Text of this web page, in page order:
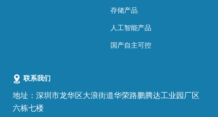
存储产品
人工智能产品
国产自主可控
联系我们
地址：深圳市龙华区大浪街道华荣路鹏腾达工业园厂区
六栋七楼